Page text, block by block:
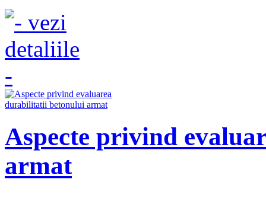
Aspecte privind
armat